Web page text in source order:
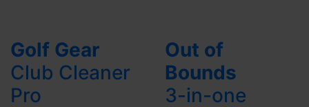
Golf Gear
Club Cleaner
Pro
Out of
Bounds
3-in-one